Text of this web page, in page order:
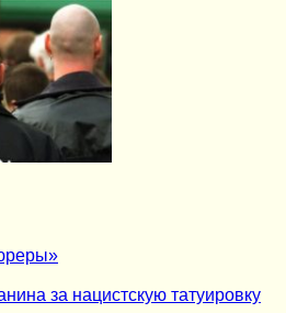
за нацистскую татуировку